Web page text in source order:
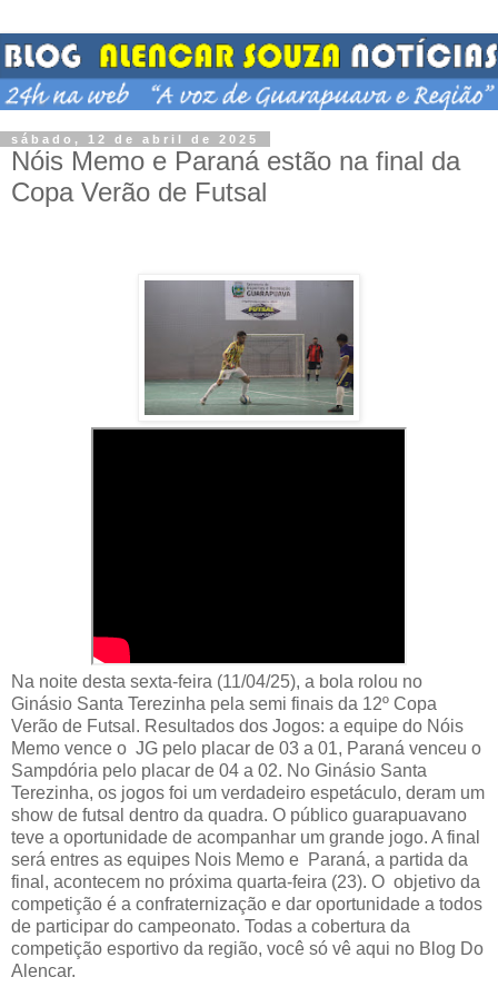
sábado, 12 de abril de 2025
Nóis Memo e Paraná estão na final da
Copa Verão de Futsal
Na noite desta sexta-feira (11/04/25), a bola rolou no
Ginásio Santa Terezinha pela semi finais da 12º Copa
Verão de Futsal. Resultados dos Jogos: a equipe do Nóis
Memo vence o JG pelo placar de 03 a 01, Paraná venceu o
Sampdória pelo placar de 04 a 02. No Ginásio Santa
Terezinha, os jogos foi um verdadeiro espetáculo, deram um
show de futsal dentro da quadra. O público guarapuavano
teve a oportunidade de acompanhar um grande jogo. A final
será entres as equipes Nois Memo e Paraná, a partida da
final, acontecem no próxima quarta-feira (23). O objetivo da
competição é a confraternização e dar oportunidade a todos
de participar do campeonato. Todas a cobertura da
competição esportivo da região, você só vê aqui no Blog Do
Alencar.